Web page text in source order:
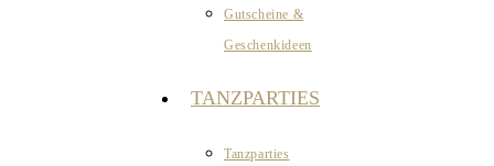
Gutscheine &
Geschenkideen
TANZPARTIES
Tanzparties